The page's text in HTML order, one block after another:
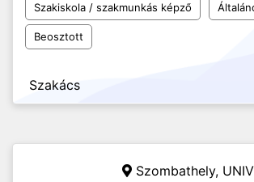
Szakiskola / szakmunkás képző
Beosztott
Szakács
Szombathely,